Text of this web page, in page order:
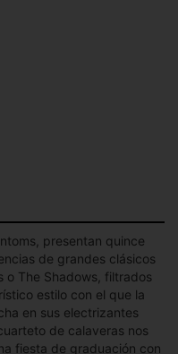
presentan quince
de grandes clásicos
o The Shadows, filtrados
estilo con el que la
en sus electrizantes
de calaveras nos
fiesta de graduación con